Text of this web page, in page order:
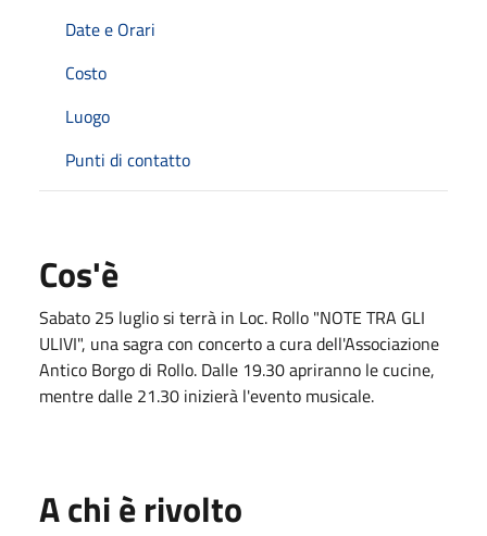
Date e Orari
Costo
Luogo
Punti di contatto
Cos'è
Sabato 25 luglio si terrà in Loc. Rollo "NOTE TRA GLI
ULIVI", una sagra con concerto a cura dell'Associazione
Antico Borgo di Rollo. Dalle 19.30 apriranno le cucine,
mentre dalle 21.30 inizierà l'evento musicale.
A chi è rivolto